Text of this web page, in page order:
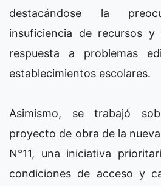
destacándose la
insuficiencia de recursos
respuesta a problemas
establecimientos escolares.
Asimismo, se trabajó
proyecto de obra de la
N°11, una iniciativa
condiciones de acceso y